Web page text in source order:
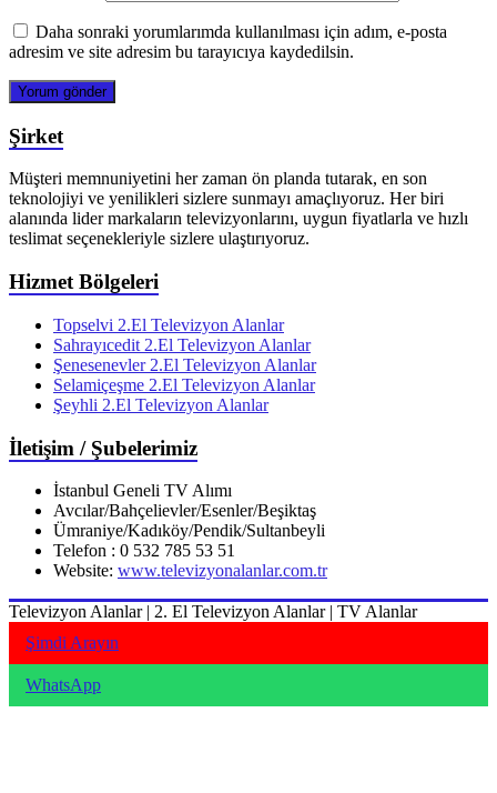
Daha sonraki yorumlarımda kullanılması için adım, e-posta
adresim ve site adresim bu tarayıcıya kaydedilsin.
Şirket
Müşteri memnuniyetini her zaman ön planda tutarak, en son
teknolojiyi ve yenilikleri sizlere sunmayı amaçlıyoruz. Her biri
alanında lider markaların televizyonlarını, uygun fiyatlarla ve hızlı
teslimat seçenekleriyle sizlere ulaştırıyoruz.
Hizmet Bölgeleri
Topselvi 2.El Televizyon Alanlar
Sahrayıcedit 2.El Televizyon Alanlar
Şenesenevler 2.El Televizyon Alanlar
Selamiçeşme 2.El Televizyon Alanlar
Şeyhli 2.El Televizyon Alanlar
İletişim / Şubelerimiz
İstanbul Geneli TV Alımı
Avcılar/Bahçelievler/Esenler/Beşiktaş
Ümraniye/Kadıköy/Pendik/Sultanbeyli
Telefon : 0 532 785 53 51
Website: www.televizyonalanlar.com.tr
Televizyon Alanlar | 2. El Televizyon Alanlar | TV Alanlar
Şimdi Arayın
WhatsApp